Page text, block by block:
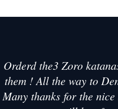
Orderd the3 Zoro
them ! All the way to
Many thanks for the